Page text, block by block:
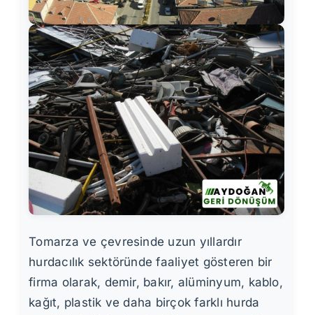
Tomarza ve çevresinde uzun yıllardır
hurdacılık sektöründe faaliyet gösteren bir
firma olarak, demir, bakır, alüminyum, kablo,
kağıt, plastik ve daha birçok farklı hurda